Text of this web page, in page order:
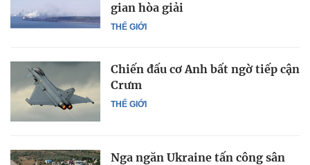
THẾ GIỚI
gian hòa giải
THẾ GIỚI
Chiến đấu cơ Anh bất ngờ tiếp cận
Crưm
Nga ngăn Ukraine tấn công sân